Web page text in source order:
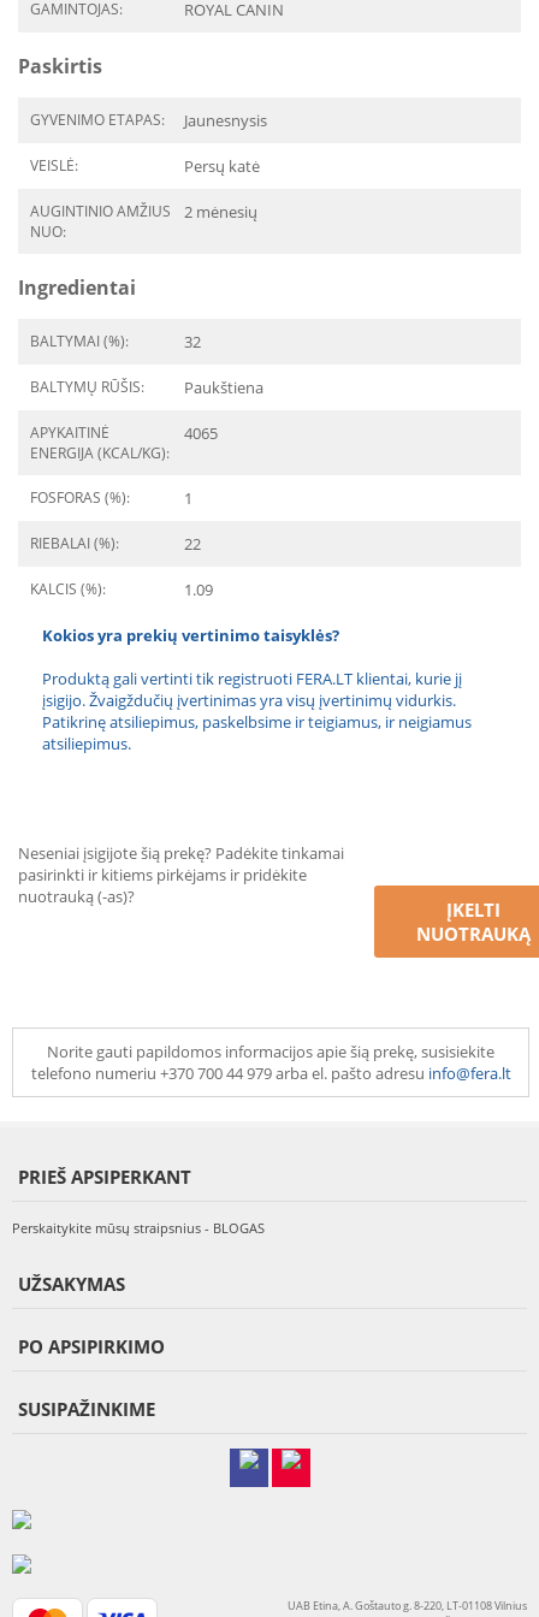
GAMINTOJAS: ROYAL CANIN
Paskirtis
GYVENIMO ETAPAS: Jaunesnysis
VEISLĖ: Persų katė
AUGINTINIO AMŽIUS
NUO:
2 mėnesių
Ingredientai
BALTYMAI (%): 32
BALTYMŲ RŪŠIS: Paukštiena
APYKAITINĖ
ENERGIJA (KCAL/KG):
4065
FOSFORAS (%): 1
RIEBALAI (%): 22
KALCIS (%): 1.09
Kokios yra prekių vertinimo taisyklės?
Produktą gali vertinti tik registruoti FERA.LT klientai, kurie jį
įsigijo. Žvaigždučių įvertinimas yra visų įvertinimų vidurkis.
Patikrinę atsiliepimus, paskelbsime ir teigiamus, ir neigiamus
atsiliepimus.
Neseniai įsigijote šią prekę? Padėkite tinkamai
pasirinkti ir kitiems pirkėjams ir pridėkite
nuotrauką (-as)?
ĮKELTI
NUOTRAUKĄ
Norite gauti papildomos informacijos apie šią prekę, susisiekite
telefono numeriu +370 700 44 979 arba el. pašto adresu info@fera.lt
PRIEŠ APSIPERKANT
Perskaitykite mūsų straipsnius - BLOGAS
UŽSAKYMAS
PO APSIPIRKIMO
SUSIPAŽINKIME
UAB Etina, A. Goštauto g. 8-220, LT-01108 Vilnius